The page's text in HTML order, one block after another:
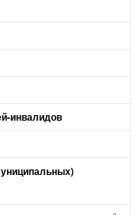
инвалидов